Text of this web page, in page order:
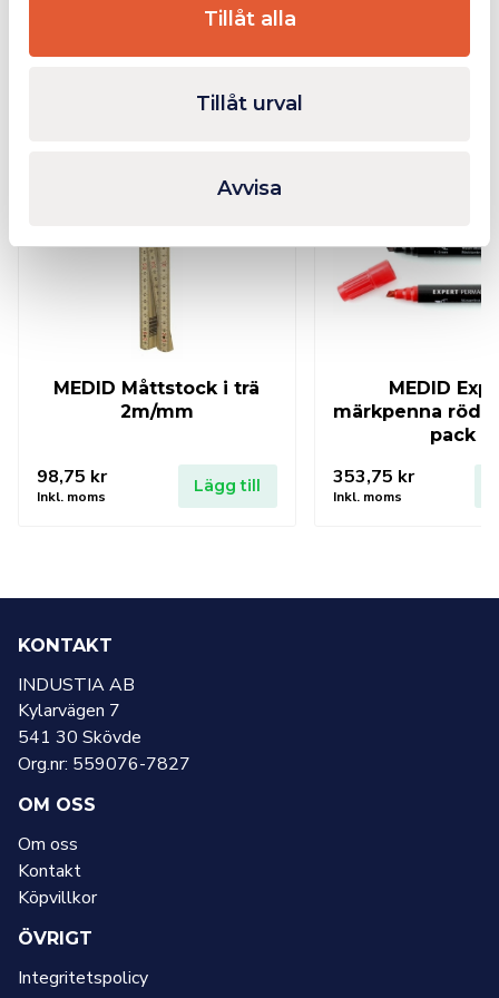
Tillåt alla
Tillåt urval
Avvisa
Relaterade produkter
MEDID Måttstock i trä
2m/mm
98,75 kr
Inkl. moms
Lägg till
MEDID
märkpenna röd
pack
353,75 kr
Inkl. moms
KONTAKT
INDUSTIA AB
Kylarvägen 7
541 30 Skövde
Org.nr: 559076-7827
OM OSS
Om oss
Kontakt
Köpvillkor
ÖVRIGT
Integritetspolicy